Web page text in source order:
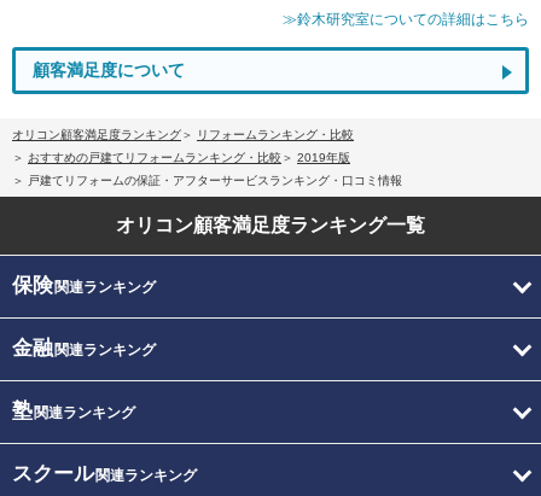
≫鈴木研究室についての詳細はこちら
顧客満足度について
オリコン顧客満足度ランキング
リフォームランキング・比較
おすすめの戸建てリフォームランキング・比較
2019年版
戸建てリフォームの保証・アフターサービスランキング・口コミ情報
オリコン顧客満足度ランキング一覧
保険関連ランキング
金融関連ランキング
塾関連ランキング
スクール関連ランキング